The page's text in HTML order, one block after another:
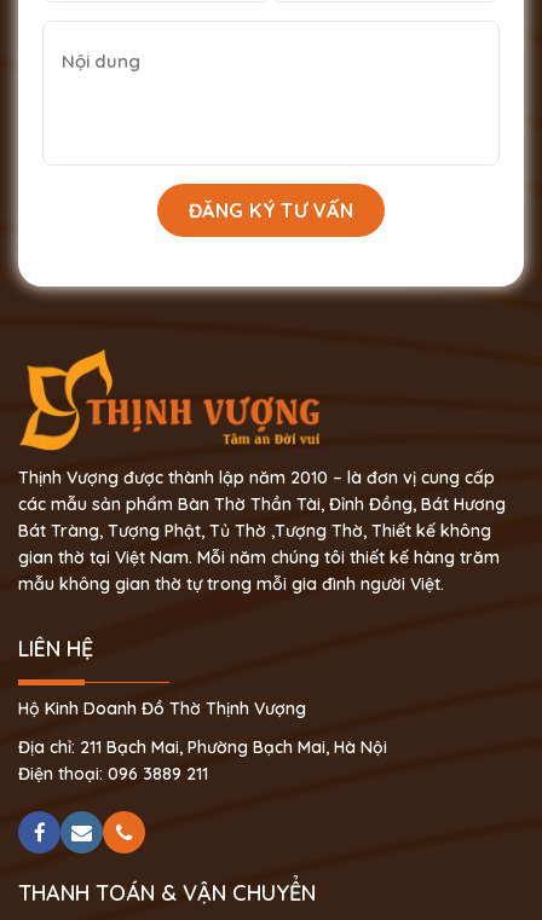
Thịnh Vượng được thành lập năm 2010 – là đơn vị cung cấp
các mẫu sản phẩm Bàn Thờ Thần Tài, Đỉnh Đồng, Bát Hương
Bát Tràng, Tượng Phật, Tủ Thờ ,Tượng Thờ, Thiết kế không
gian thờ tại Việt Nam. Mỗi năm chúng tôi thiết kế hàng trăm
mẫu không gian thờ tự trong mỗi gia đình người Việt.
LIÊN HỆ
Hộ Kinh Doanh Đồ Thờ Thịnh Vượng
Địa chỉ: 211 Bạch Mai, Phường Bạch Mai, Hà Nội
Điện thoại: 096 3889 211
THANH TOÁN & VẬN CHUYỂN